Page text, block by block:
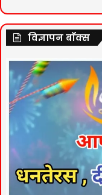
विज्ञापन बॉक्स